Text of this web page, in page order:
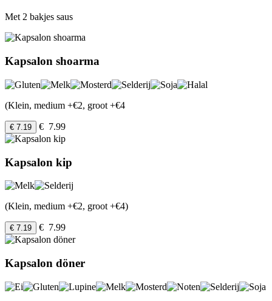
Met 2 bakjes saus
Kapsalon shoarma
(Klein, medium +€2, groot +€4
€ 7.19 € 7.99
Kapsalon kip
(Klein, medium +€2, groot +€4)
€ 7.19 € 7.99
Kapsalon döner